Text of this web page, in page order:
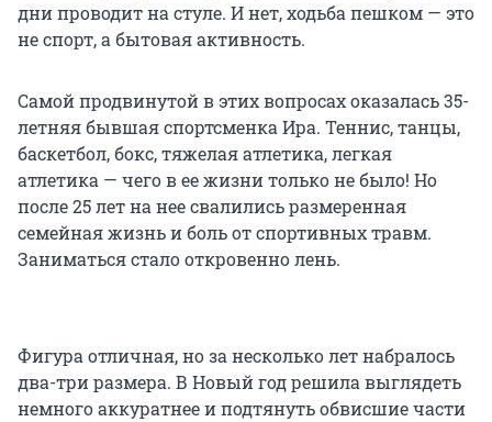
дни проводит на стуле. И нет, ходьба пешком — это
не спорт, а бытовая активность.
Самой продвинутой в этих вопросах оказалась 35-
летняя бывшая спортсменка Ира. Теннис, танцы,
баскетбол, бокс, тяжелая атлетика, легкая
атлетика — чего в ее жизни только не было! Но
после 25 лет на нее свалились размеренная
семейная жизнь и боль от спортивных травм.
Заниматься стало откровенно лень.
Фигура отличная, но за несколько лет набралось
два-три размера. В Новый год решила выглядеть
немного аккуратнее и подтянуть обвисшие части